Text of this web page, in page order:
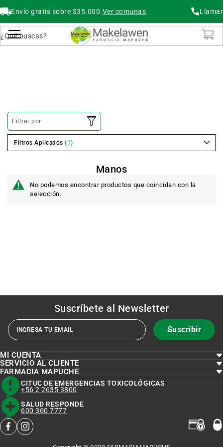
Envío gratis sobre $35.000.Ver comunas Llamar
Manos
No podemos encontrar productos que coincidan con la
selección.
Filtrar por
Filtros Aplicados
Suscríbete al Newsletter
Suscribir
MI CUENTA
SERVICIO AL CLIENTE
FARMACIA MAPUCHE
CITUC DE EMERGENCIAS TOXICOLÓGICAS
+56 2 2635 3800
SALUD RESPONDE
600 360 7777